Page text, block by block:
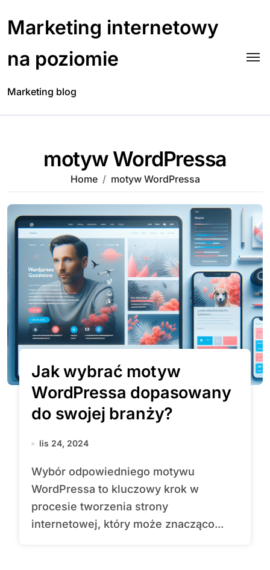
content
Marketing internetowy
na poziomie
Marketing blog
motyw WordPressa
Home motyw WordPressa
Jak wybrać motyw
WordPressa dopasowany
do swojej branży?
lis 24, 2024
Wybór odpowiedniego motywu
WordPressa to kluczowy krok w
procesie tworzenia strony
internetowej, który może znacząco...